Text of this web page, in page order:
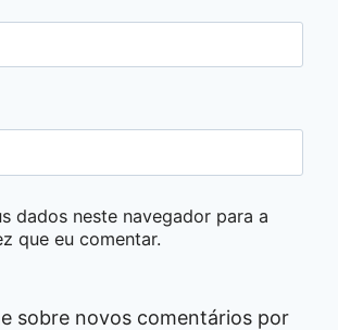
dados neste navegador para a
que eu comentar.
sobre novos comentários por